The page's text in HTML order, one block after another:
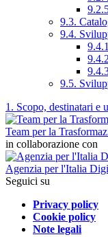
9.3.
9.4.
9.5.
1. Scopo, destinatari e
Team per la
in collaborazione con
Agenzia per l'Italia
Seguici su
Privacy policy
Cookie policy
Note legali